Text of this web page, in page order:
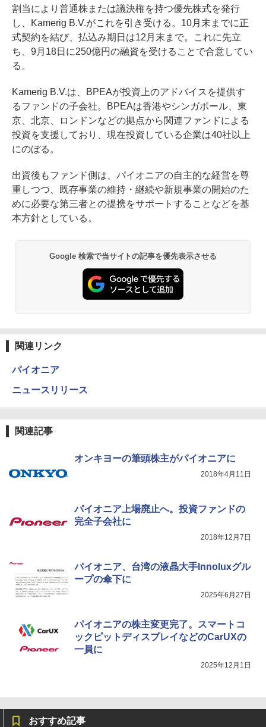
割当により普通株または議決権を持つ優先株式を発行
し、Kamerig B.V.がこれを引き受ける。10月末までに正
式契約を結び、払込み期日は12月末まで。これに先立
ち、9月18日に250億円の融資を受けることで合意してい
る。
Kamerig B.V.は、BPEAが投資上のアドバイスを提供す
るファンドの子会社。BPEAは香港やシンガポール、東
京、北京、ロンドンなどの拠点から関連ファンドによる
投資を支援しており、現在投資している企業は40社以上
にのぼる。
出資後もファンド側は、パイオニアの自主的な経営を尊
重しつつ、既存事業の維持・継続や新規事業の開始のた
めに必要な第三者との提携をサポートすることなどを基
本方針としている。
Google 検索で当サイトの記事を優先表示させる
関連リンク
パイオニア
ニュースリリース
関連記事
オンキヨーの筆頭株主がパイオニアに
2018年4月11日
パイオニア上場廃止へ。投資ファンドの
完全子会社に
2018年12月7日
パイオニア、台湾の液晶大手Innoluxグル
ープの傘下に
2025年6月27日
パイオニアの株主変更完了。スマートコ
ックピットディスプレイなどのCarUXの
一員に
2025年12月1日
おすすめ記事